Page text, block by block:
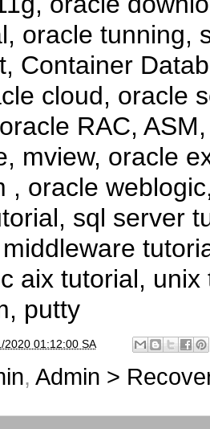
oracle tunning,
Container
cloud, oracle
RAC,
mview, oracle
, oracle
sql server
aix tutorial,
putty
2020 01:12:00 SA
, Admin >